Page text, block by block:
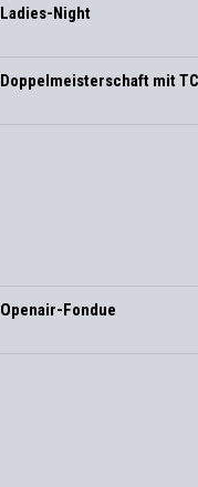
Ladies-Night
Doppelmeisterschaft mit
Openair-Fondue